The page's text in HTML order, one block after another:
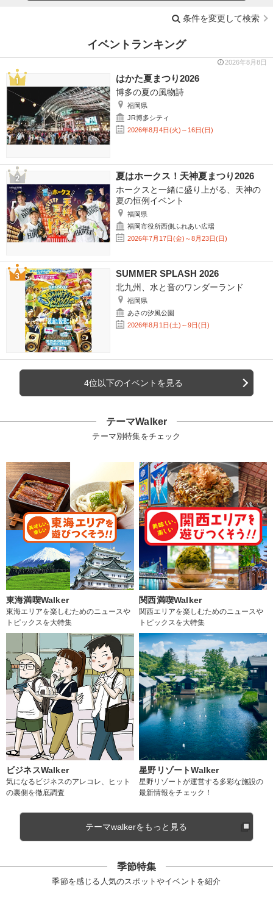
条件を変更して検索
イベントランキング
2026年8月8日
はかた夏まつり2026
博多の夏の風物詩
福岡県
JR博多シティ
2026年8月4日(火)～16日(日)
夏はホークス！天神夏まつり2026
ホークスと一緒に盛り上がる、天神の
夏の恒例イベント
福岡県
福岡市役所西側ふれあい広場
2026年7月17日(金)～8月23日(日)
SUMMER SPLASH 2026
北九州、水と音のワンダーランド
福岡県
あさの汐風公園
2026年8月1日(土)～9日(日)
4位以下のイベントを見る
テーマWalker
テーマ別特集をチェック
東海満喫Walker
東海エリアを楽しむためのニュースや
トピックスを大特集
関西満喫Walker
関西エリアを楽しむためのニュースや
トピックスを大特集
ビジネスWalker
気になるビジネスのアレコレ、ヒット
の裏側を徹底調査
星野リゾートWalker
星野リゾートが運営する多彩な施設の
最新情報をチェック！
テーマwalkerをもっと見る
季節特集
季節を感じる人気のスポットやイベントを紹介